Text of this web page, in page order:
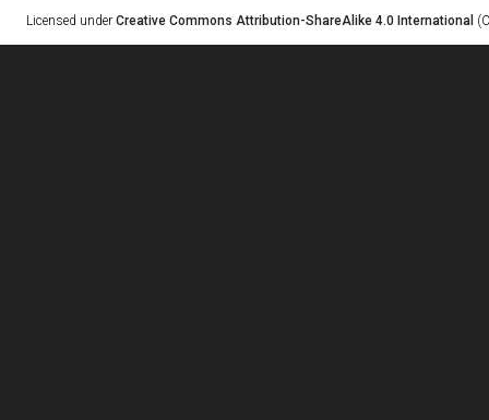
Licensed under Creative Commons Attribution-ShareAlike 4.0 International